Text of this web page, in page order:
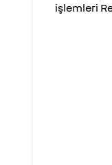
işlemleri